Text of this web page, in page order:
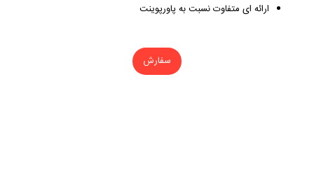
ارائه ای متفاوت نسبت به پاورپوینت
سفارش